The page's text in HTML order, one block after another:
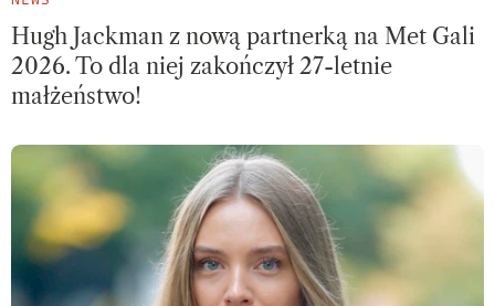
Hugh Jackman z nową partnerką na Met Gali
2026. To dla niej zakończył 27-letnie
małżeństwo!